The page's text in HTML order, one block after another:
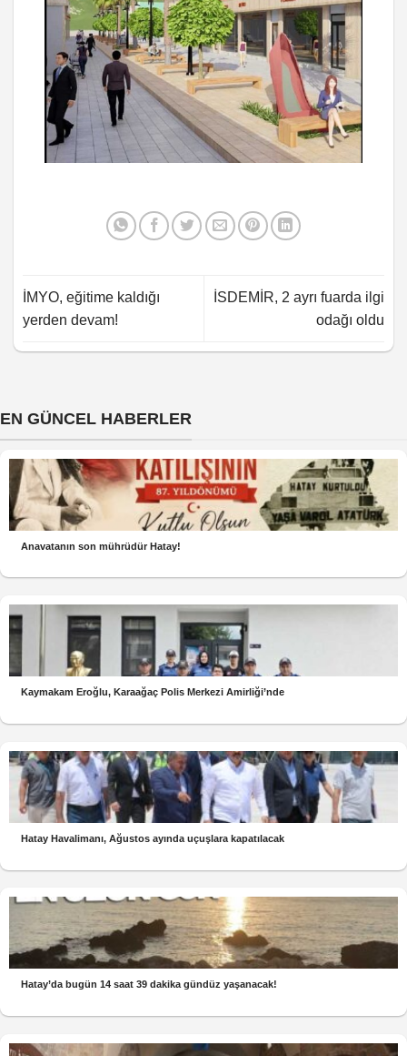
İMYO, eğitime kaldığı
yerden devam!
İSDEMİR, 2 ayrı fuarda ilgi
odağı oldu
EN GÜNCEL HABERLER
Anavatanın son mührüdür Hatay!
Kaymakam Eroğlu, Karaağaç Polis Merkezi Amirliği’nde
Hatay Havalimanı, Ağustos ayında uçuşlara kapatılacak
Hatay’da bugün 14 saat 39 dakika gündüz yaşanacak!